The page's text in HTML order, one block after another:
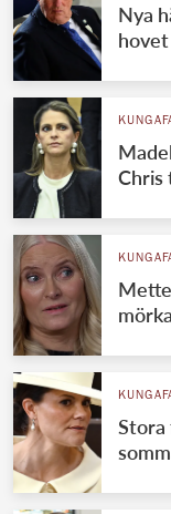
Nya
Chris
Stora